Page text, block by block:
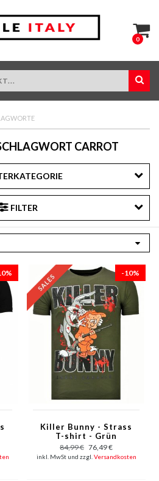
0
CARROT
FILTER
-10%
Killer Bunny - Strass
T-shirt - Grün
84,99 € 76,49 €
inkl. MwSt und zzgl. Versandkosten